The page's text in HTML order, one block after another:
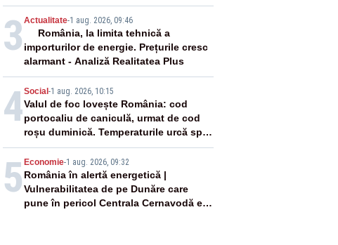
3 Actualitate-1 aug. 2026, 09:46
România, la limita tehnică a
importurilor de energie. Prețurile cresc
alarmant - Analiză Realitatea Plus
4Social -1 aug. 2026, 10:15
Valul de foc lovește România: cod
portocaliu de caniculă, urmat de cod
roșu duminică. Temperaturile urcă spre
40°C
5 Economie-1 aug. 2026, 09:32
România în alertă energetică |
Vulnerabilitatea de pe Dunăre care
pune în pericol Centrala Cernavodă era